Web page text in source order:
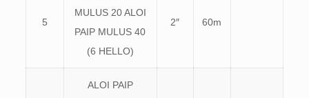
5
MULUS 20 ALOI
PAIP MULUS 40
(6 HELLO)
2″ 60m
ALOI PAIP